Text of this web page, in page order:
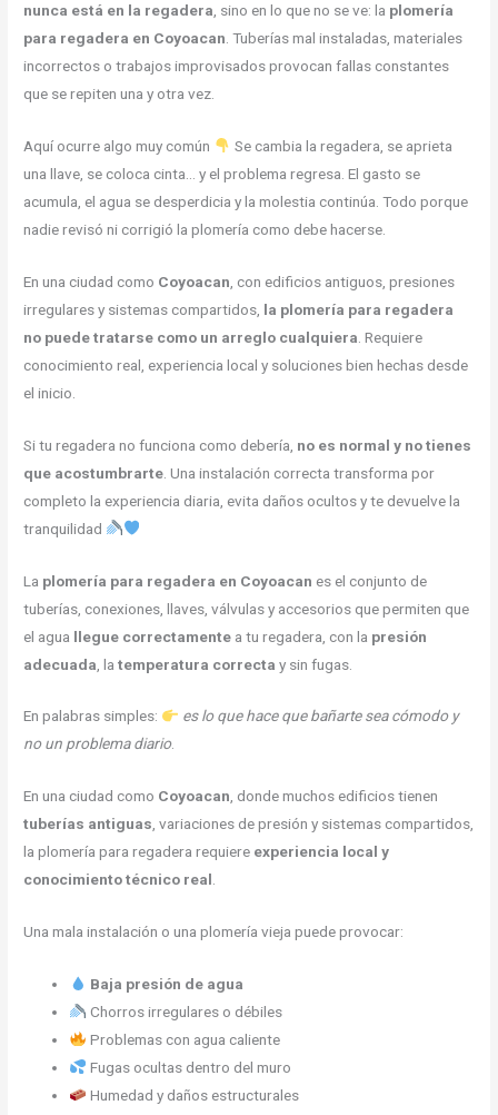
nunca está en la regadera , sino en lo que no se ve: la plomería
para regadera en Coyoacan . Tuberías mal instaladas, materiales
incorrectos o trabajos improvisados provocan fallas constantes
que se repiten una y otra vez.
Aquí ocurre algo muy común
Se cambia la regadera, se aprieta
una llave, se coloca cinta… y el problema regresa. El gasto se
acumula, el agua se desperdicia y la molestia continúa. Todo porque
nadie revisó ni corrigió la plomería como debe hacerse.
En una ciudad como Coyoacan , con edificios antiguos, presiones
irregulares y sistemas compartidos, la plomería para regadera
no puede tratarse como un arreglo cualquiera . Requiere
conocimiento real, experiencia local y soluciones bien hechas desde
el inicio.
Si tu regadera no funciona como debería, no es normal y no tienes
que acostumbrarte . Una instalación correcta transforma por
completo la experiencia diaria, evita daños ocultos y te devuelve la
tranquilidad
La plomería para regadera en Coyoacan es el conjunto de
tuberías, conexiones, llaves, válvulas y accesorios que permiten que
el agua llegue correctamente a tu regadera, con la presión
adecuada , latemperatura correcta y sin fugas.
En palabras simples:
es lo que hace que bañarte sea cómodo y
no un problema diario.
En una ciudad como Coyoacan, donde muchos edificios tienen
tuberías antiguas, variaciones de presión y sistemas compartidos,
la plomería para regadera requiere experiencia local y
conocimiento técnico real.
Una mala instalación o una plomería vieja puede provocar:
Baja presión de agua
Chorros irregulares o débiles
Problemas con agua caliente
Fugas ocultas dentro del muro
Humedad y daños estructurales